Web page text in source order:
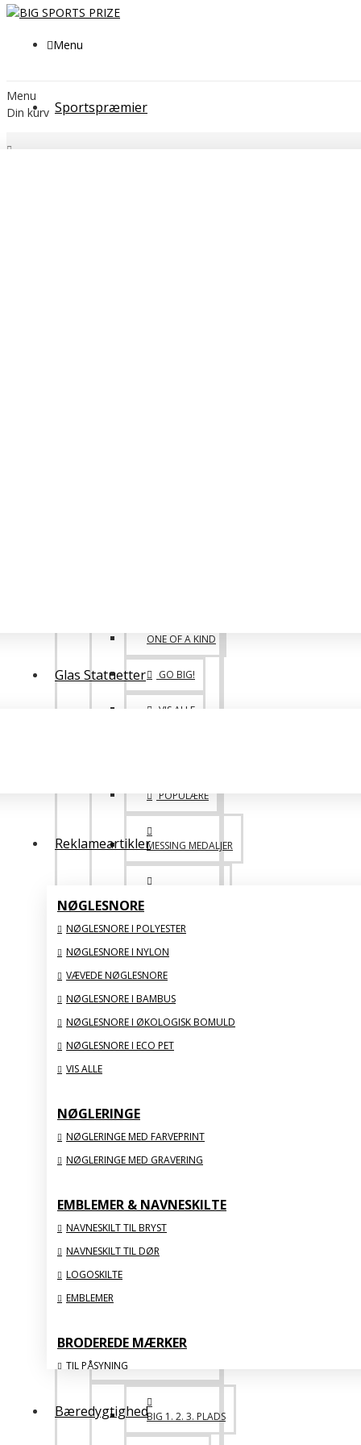
Menu
Din kurv
Menu
Sportspræmier
Glas Statuetter
Reklameartikler
NØGLESNORE
NØGLESNORE I POLYESTER
NØGLESNORE I NYLON
VÆVEDE NØGLESNORE
NØGLESNORE I BAMBUS
NØGLESNORE I ØKOLOGISK BOMULD
NØGLESNORE I ECO PET
VIS ALLE
NØGLERINGE
NØGLERINGE MED FARVEPRINT
NØGLERINGE MED GRAVERING
EMBLEMER & NAVNESKILTE
NAVNESKILT TIL BRYST
NAVNESKILT TIL DØR
LOGOSKILTE
EMBLEMER
BRODEREDE MÆRKER
TIL PÅSYNING
MED STRYGEBAGSIDE
ORGANISKE
MED FLOSSSEDE KANTER
Bæredygtighed
ONE OF A KIND
GO BIG!
VIS ALLE
POPULÆRE
MESSING MEDALJER
DESIGN SELV MEDALJE
SAML SELV BILLIGERE
VIS ALLE
BIG FAMILY
SPECIALE
ACRYLIC
STATUETTER & FIGURER
BIG 1. 2. 3. PLADS